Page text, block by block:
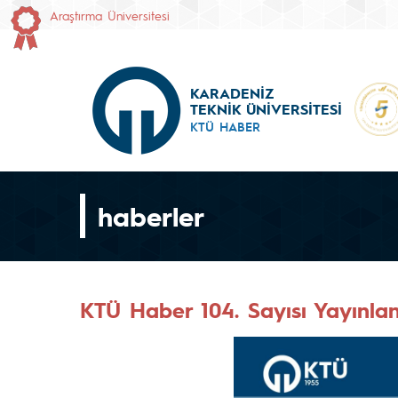
Araştırma Üniversitesi
KARADENİZ
TEKNİK ÜNİVERSİTESİ
KTÜ HABER
haberler
KTÜ Haber 104. Sayısı